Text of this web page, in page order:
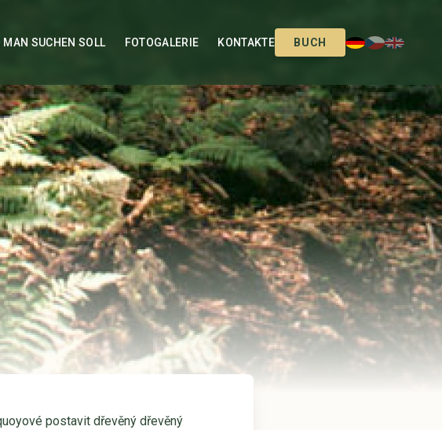
MAN SUCHEN SOLL FOTOGALERIE KONTAKTE BUCH
postavit dřevěný dřevěný